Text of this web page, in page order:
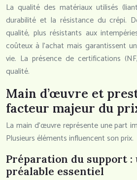
La qualité des matériaux utilisés
durabilité et la résistance du crépi.
qualité, plus résistants aux
coûteux à l’achat mais garantissent
vie. La présence de certifications
qualité.
Main d’œuvre et
facteur majeur du
La main d’œuvre représente une part
Plusieurs éléments influencent son prix.
Préparation du support
préalable essentiel